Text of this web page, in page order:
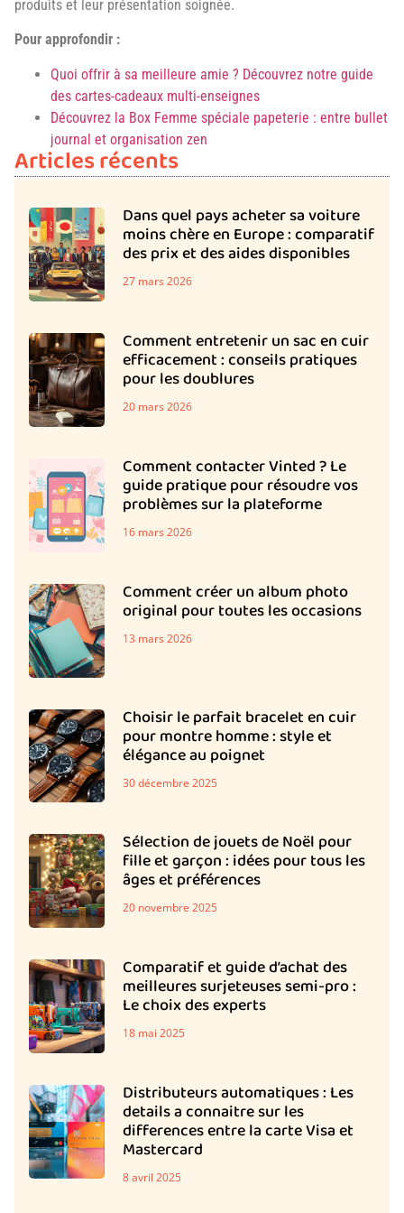
produits et leur présentation soignée.
Pour approfondir :
Quoi offrir à sa meilleure amie ? Découvrez notre guide
des cartes-cadeaux multi-enseignes
Découvrez la Box Femme spéciale papeterie : entre bullet
journal et organisation zen
Articles récents
Dans quel pays acheter sa voiture
moins chère en Europe : comparatif
des prix et des aides disponibles
27 mars 2026
Comment entretenir un sac en cuir
efficacement : conseils pratiques
pour les doublures
20 mars 2026
Comment contacter Vinted ? Le
guide pratique pour résoudre vos
problèmes sur la plateforme
16 mars 2026
Comment créer un album photo
original pour toutes les occasions
13 mars 2026
Choisir le parfait bracelet en cuir
pour montre homme : style et
élégance au poignet
30 décembre 2025
Sélection de jouets de Noël pour
fille et garçon : idées pour tous les
âges et préférences
20 novembre 2025
Comparatif et guide d’achat des
meilleures surjeteuses semi-pro :
Le choix des experts
18 mai 2025
Distributeurs automatiques : Les
details a connaitre sur les
differences entre la carte Visa et
Mastercard
8 avril 2025